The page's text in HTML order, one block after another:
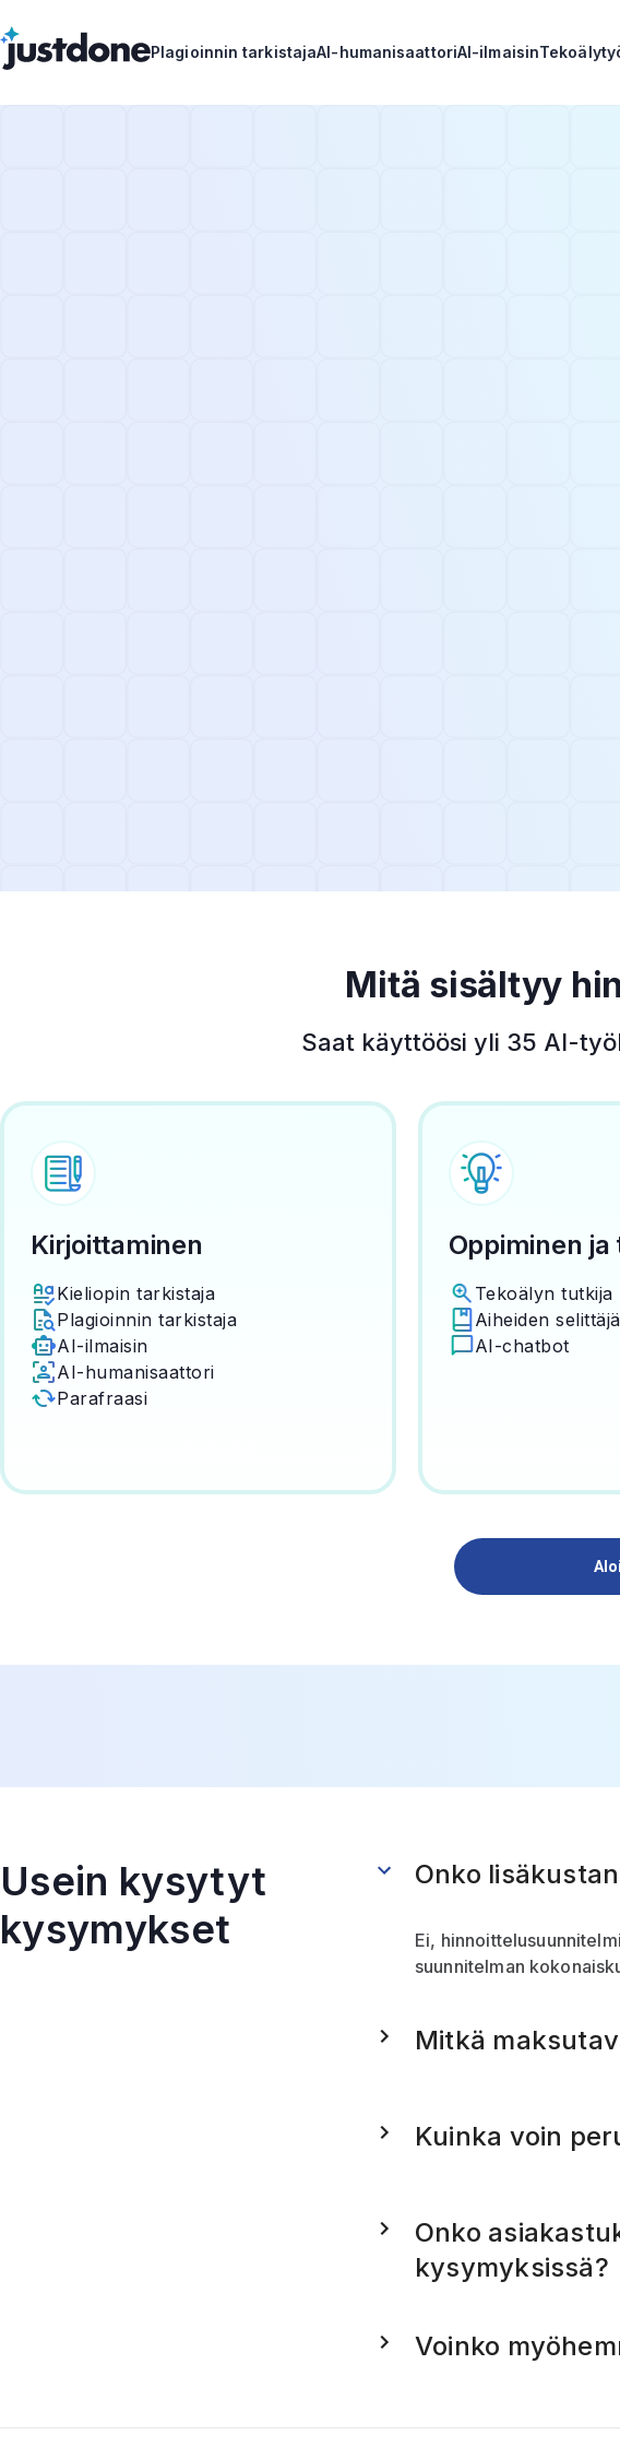
Plagioinnin tarkistajaAI-humanisaattoriAI-ilmaisin
Mitä sisältyy
Saat käyttöösi yli 35 AI-
Kirjoittaminen
Kieliopin tarkistaja
Plagioinnin tarkistaja
AI-ilmaisin
AI-humanisaattori
Parafraasi
Oppiminen
Tekoälyn tutkija
Aiheiden selittäjä
AI-chatbot
Usein kysytyt
kysymykset
Onko
Ei,
suunnitelman
Mitkä
Kuinka voin
Onko
kysymyksissä?
Voinko